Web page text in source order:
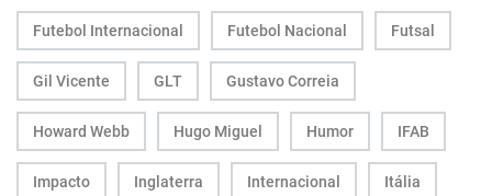
Futebol Internacional Futebol Nacional Futsal
Gil Vicente GLT Gustavo Correia
Howard Webb Hugo Miguel Humor IFAB
Impacto Inglaterra Internacional Itália